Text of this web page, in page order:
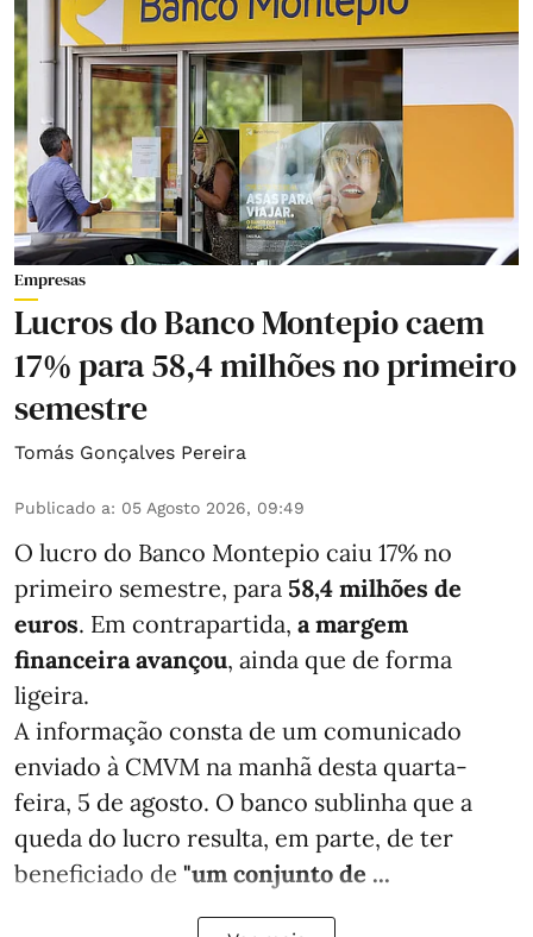
Empresas
Lucros do Banco Montepio caem
17% para 58,4 milhões no primeiro
semestre
Tomás Gonçalves Pereira
Publicado a: 05 Agosto 2026, 09:49
O lucro do Banco Montepio caiu 17% no
primeiro semestre, para 58,4 milhões de
euros. Em contrapartida, a margem
financeira avançou, ainda que de forma
ligeira.
A informação consta de um comunicado
enviado à CMVM na manhã desta quarta-
feira, 5 de agosto. O banco sublinha que a
queda do lucro resulta, em parte, de ter
beneficiado de "um conjunto de ...